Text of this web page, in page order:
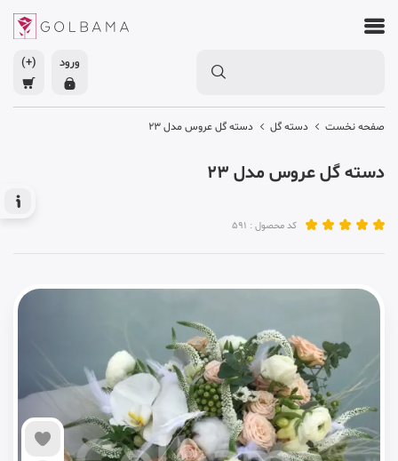
ورود (+)
صفحه نخست دسته گل دسته گل عروس مدل 23
دسته گل عروس مدل 23
کد محصول : 591